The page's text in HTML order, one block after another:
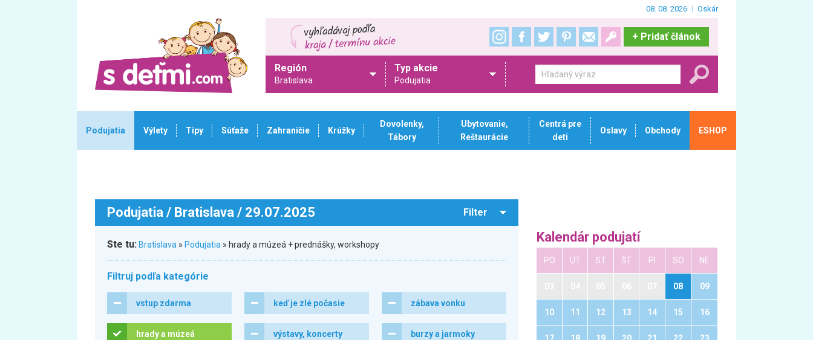
08. 08. 2026 Oskár
+ Pridať článok
Región
Bratislava
Typ akcie
Podujatia
Podujatia Výlety Tipy Súťaže Zahraničie Krúžky
Dovolenky,
Tábory
Ubytovanie,
Reštaurácie
Centrá pre
deti
Oslavy Obchody ESHOP
Podujatia / Bratislava / 29.07.2025 Filter
Ste tu: Bratislava » Podujatia » hrady a múzeá + prednášky, workshopy
Filtruj podľa kategórie
vstup zdarma keď je zlé počasie zábava vonku
hrady a múzeá výstavy, koncerty burzy a jarmoky
Kalendár podujatí
PO UT ST ŠT PI SO NE
08 09
10 11 12 13 14 15 16